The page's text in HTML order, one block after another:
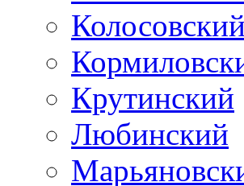
Колосовский
Крутинский
Любинский